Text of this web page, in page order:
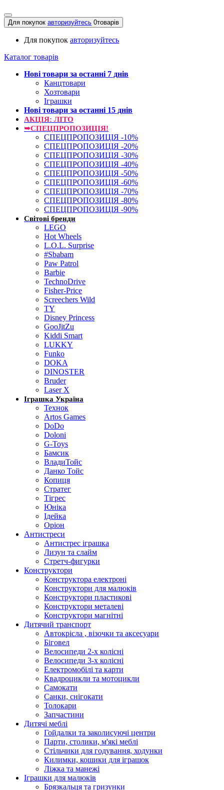
Для покупок авторизуйтесь 0товарів
Для покупок авторизуйтесь
Каталог товарів
Нові товари за останнi 7 днiв
Канцтовари
Хозтовари
Іграшки
Нові товари за останнi 15 днiв
АКЦІЯ: ЛІТО
➥СПЕЦПРОПОЗИЦІЯ!
СПЕЦПРОПОЗИЦІЯ -10%
СПЕЦПРОПОЗИЦІЯ -20%
СПЕЦПРОПОЗИЦІЯ -30%
СПЕЦПРОПОЗИЦІЯ -40%
СПЕЦПРОПОЗИЦІЯ -50%
СПЕЦПРОПОЗИЦІЯ -60%
СПЕЦПРОПОЗИЦІЯ -70%
СПЕЦПРОПОЗИЦІЯ -80%
СПЕЦПРОПОЗИЦІЯ -90%
Світові бренди
LEGO
Hot Wheels
L.O.L. Surprise
#Sbabam
Paw Patrol
Barbie
TechnoDrive
Fisher-Price
Screechers Wild
TY
Disney Princess
GooJitZu
Kiddi Smart
LUKKY
Funko
DOKA
DINOSTER
Bruder
Laser X
Іграшка Україна
Технок
Artos Games
DoDo
Doloni
G-Toys
Бамсик
ВладиТойс
Данко Тойс
Копиця
Стратег
Тігрес
Юніка
Ідейка
Оріон
Антистреси
Антистрес іграшка
Лизун та слайм
Стретч-фигурки
Конструктори
Конструктора електроні
Конструктори для малюків
Конструктори пластикові
Конструктори металеві
Конструктори магнітні
Дитячий транспорт
Автокрісла , візочки та аксесуари
Біговел
Велосипеди 2-х колісні
Велосипеди 3-х колісні
Електромобілі та карти
Квадроцикли та мотоцикли
Самокати
Санки, снігокати
Толокари
Запчастини
Дитячі меблі
Гойдалки та заколисуючі центри
Парти, столики, м'які меблі
Стільчики для годування, ходунки
Килимки, кошики для іграшок
Ліжка та манежі
Іграшки для малюків
Брязкальця та гризунки